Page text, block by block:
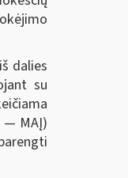
dalies
su
— MAĮ)